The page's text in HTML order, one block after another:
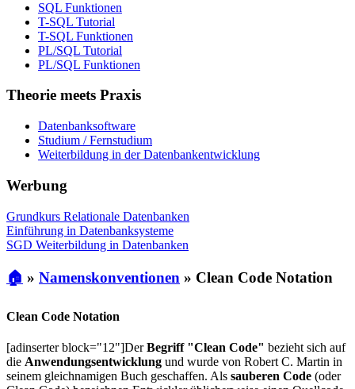
SQL Funktionen
T-SQL Tutorial
T-SQL Funktionen
PL/SQL Tutorial
PL/SQL Funktionen
Theorie meets Praxis
Datenbanksoftware
Studium / Fernstudium
Weiterbildung in der Datenbankentwicklung
Werbung
Grundkurs Relationale Datenbanken
Einführung in Datenbanksysteme
SGD Weiterbildung in Datenbanken
🏠 » Namenskonventionen » Clean Code Notation
Clean Code Notation
[adinserter block="12"]DerBegriff "Clean Code" bezieht sich auf
die Anwendungsentwicklung und wurde von Robert C. Martin in
seinem gleichnamigen Buch geschaffen. Als sauberen Code (oder